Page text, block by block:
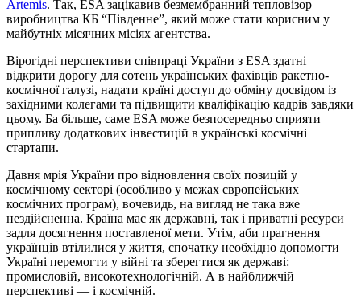
Artemis. Так, ESA зацікавив безмембранний тепловізор
виробництва КБ “Південне”, який може стати корисним у
майбутніх місячних місіях агентства.
Вірогідні перспективи співпраці України з ESA здатні
відкрити дорогу для сотень українських фахівців ракетно-
космічної галузі, надати країні доступ до обміну досвідом із
західними колегами та підвищити кваліфікацію кадрів завдяки
цьому. Ба більше, саме ESA може безпосередньо сприяти
припливу додаткових інвестицій в українські космічні
стартапи.
Давня мрія України про відновлення своїх позицій у
космічному секторі (особливо у межах європейських
космічних програм), вочевидь, на вигляд не така вже
нездійсненна. Країна має як державні, так і приватні ресурси
задля досягнення поставленої мети. Утім, аби прагнення
українців втілилися у життя, спочатку необхідно допомогти
Україні перемогти у війні та зберегтися як державі:
промисловій, високотехнологічній. А в найближчій
перспективі — і космічній.